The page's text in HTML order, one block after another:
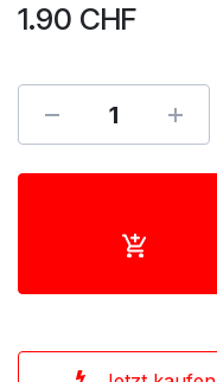
1.90 CHF